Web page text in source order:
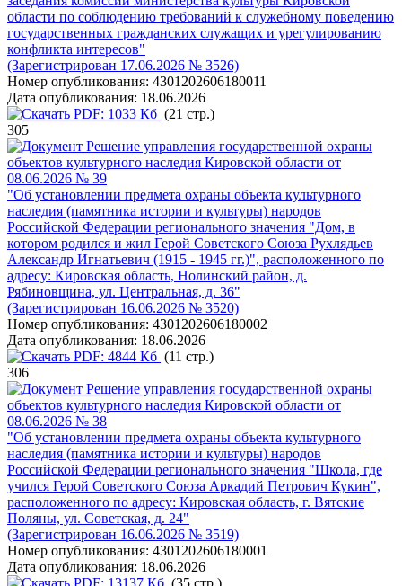
области по соблюдению требований к служебному поведению
государственных гражданских служащих и урегулированию
конфликта интересов"
(Зарегистрирован 17.06.2026 № 3526)
Номер опубликования: 4301202606180011
Дата опубликования: 18.06.2026
PDF: 1033 Кб (21 стр.)
305
Решение управления государственной охраны
объектов культурного наследия Кировской области от
08.06.2026 № 39
"Об установлении предмета охраны объекта культурного
наследия (памятника истории и культуры) народов
Российской Федерации регионального значения "Дом, в
котором родился и жил Герой Советского Союза Рухлядьев
Александр Игнатьевич (1915 - 1945 гг.)", расположенного по
адресу: Кировская область, Нолинский район, д.
Рябиновщина, ул. Центральная, д. 36"
(Зарегистрирован 16.06.2026 № 3520)
Номер опубликования: 4301202606180002
Дата опубликования: 18.06.2026
PDF: 4844 Кб (11 стр.)
306
Решение управления государственной охраны
объектов культурного наследия Кировской области от
08.06.2026 № 38
"Об установлении предмета охраны объекта культурного
наследия (памятника истории и культуры) народов
Российской Федерации регионального значения "Школа, где
учился Герой Советского Союза Аркадий Петрович Кукин",
расположенного по адресу: Кировская область, г. Вятские
Поляны, ул. Советская, д. 24"
(Зарегистрирован 16.06.2026 № 3519)
Номер опубликования: 4301202606180001
Дата опубликования: 18.06.2026
PDF: 13137 Кб (35 стр.)